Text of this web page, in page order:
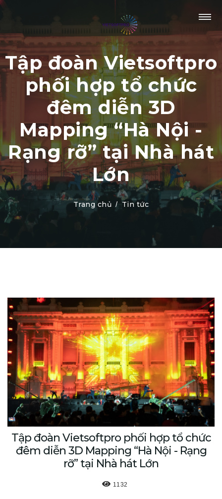
Tập đoàn Vietsoftpro
phối hợp tổ chức
đêm diễn 3D
Mapping “Hà Nội -
Rạng rỡ” tại Nhà hát
Lớn
Trang chủ Tin tức
Tập đoàn Vietsoftpro phối hợp tổ chức
đêm diễn 3D Mapping “Hà Nội - Rạng
rỡ” tại Nhà hát Lớn
1132